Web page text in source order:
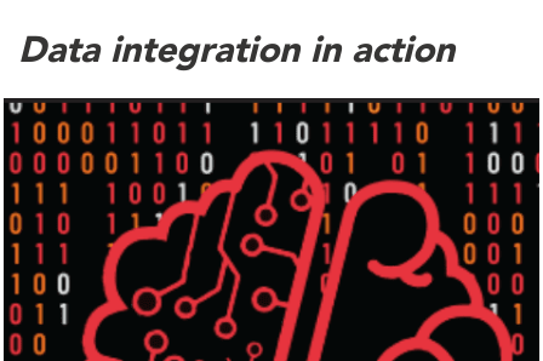
Data integration in action